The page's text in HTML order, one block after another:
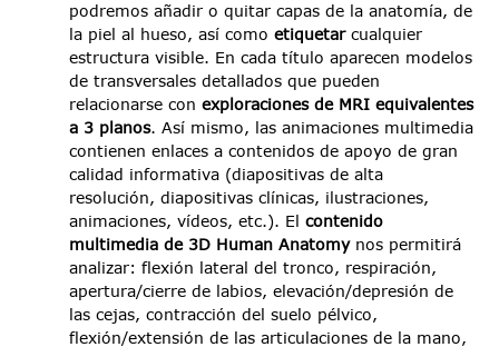
podremos añadir o quitar capas de la anatomía, de
la piel al hueso, así comoetiquetarcualquier
estructura visible. En cada título aparecen modelos
de transversales detallados que pueden
relacionarse conexploraciones de MRI equivalentes
a 3 planos. Así mismo, las animaciones multimedia
contienen enlaces a contenidos de apoyo de gran
calidad informativa (diapositivas de alta
resolución, diapositivas clínicas, ilustraciones,
animaciones, vídeos, etc.). Elcontenido
multimedia de 3D Human Anatomynos permitirá
analizar: flexión lateral del tronco, respiración,
apertura/cierre de labios, elevación/depresión de
las cejas, contracción del suelo pélvico,
flexión/extensión de las articulaciones de la mano,